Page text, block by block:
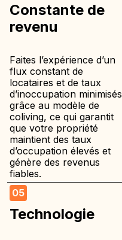
Constante de
revenu
Faites l’expérience d’un
flux constant de
locataires et de taux
d’inoccupation minimisés
grâce au modèle de
coliving, ce qui garantit
que votre propriété
maintient des taux
d’occupation élevés et
génère des revenus
fiables.
05
Technologie